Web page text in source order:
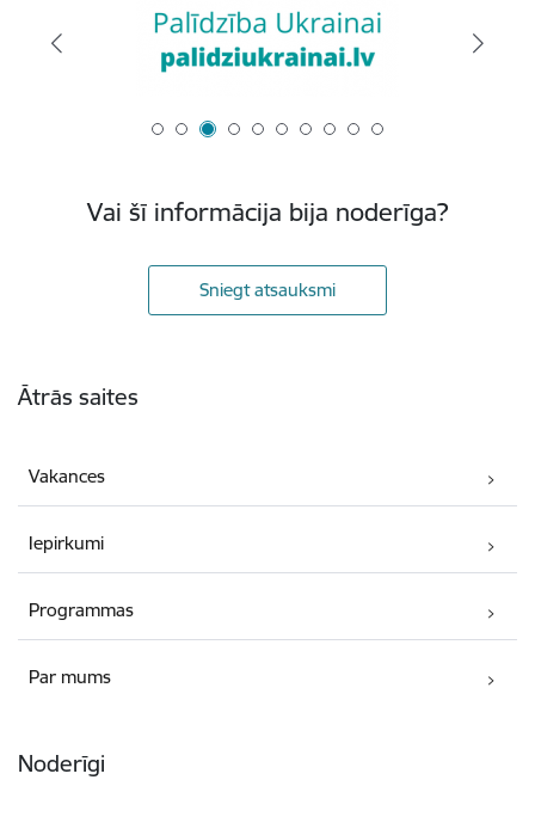
Vai šī informācija bija noderīga?
Sniegt atsauksmi
Ātrās saites
Vakances
Iepirkumi
Programmas
Par mums
Noderīgi